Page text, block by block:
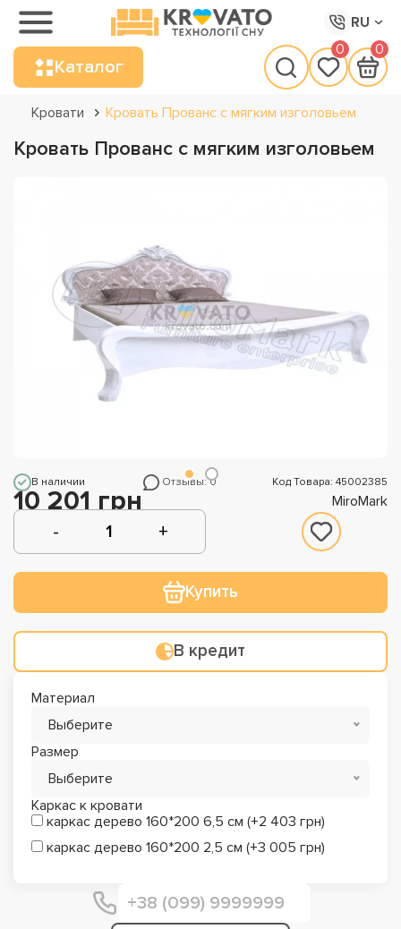
RU
Каталог
0 0
Кровати Кровать Прованс с мягким изголовьем
Кровать Прованс с мягким изголовьем
В наличии Отзывы: 0 Код Товара: 45002385
10 201 грн MiroMark
Купить
В кредит
Материал
Выберите
Размер
Выберите
Каркас к кровати
каркас дерево 160*200 6,5 см (+2 403 грн)
каркас дерево 160*200 2,5 см (+3 005 грн)